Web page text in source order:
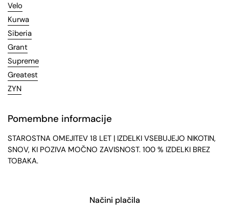
Velo
Kurwa
Siberia
Grant
Supreme
Greatest
ZYN
Pomembne informacije
STAROSTNA OMEJITEV 18 LET | IZDELKI VSEBUJEJO NIKOTIN,
SNOV, KI POZIVA MOČNO ZAVISNOST. 100 % IZDELKI BREZ
TOBAKA.
Načini plačila